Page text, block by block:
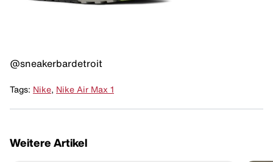
@sneakerbardetroit
Tags: Nike, Nike Air Max 1
Weitere Artikel